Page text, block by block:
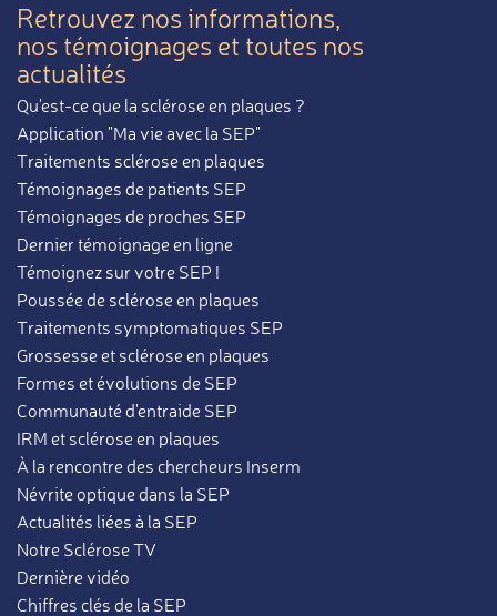
Retrouvez nos informations,
nos témoignages et toutes nos
actualités
Qu'est-ce que la sclérose en plaques ?
Application "Ma vie avec la SEP"
Traitements sclérose en plaques
Témoignages de patients SEP
Témoignages de proches SEP
Dernier témoignage en ligne
Témoignez sur votre SEP !
Poussée de sclérose en plaques
Traitements symptomatiques SEP
Grossesse et sclérose en plaques
Formes et évolutions de SEP
Communauté d'entraide SEP
IRM et sclérose en plaques
À la rencontre des chercheurs Inserm
Névrite optique dans la SEP
Actualités liées à la SEP
Notre Sclérose TV
Dernière vidéo
Chiffres clés de la SEP